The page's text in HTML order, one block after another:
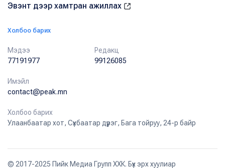
Эвэнт дээр хамтран ажиллах
Холбоо барих
Мэдээ
77191977
Редакц
99126085
Имэйл
contact@peak.mn
Холбоо барих
Улаанбаатар хот, Сүхбаатар дүүрэг, Бага тойруу, 24-р байр
© 2017-2025 Пийк Медиа Групп ХХК. Бүх эрх хуулиар